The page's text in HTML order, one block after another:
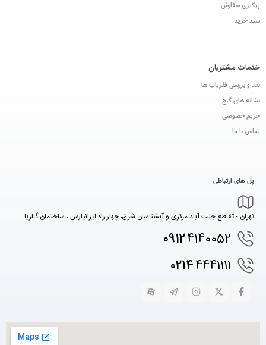
پیگیری سفارش
سبد خرید
خدمات مشتریان
نقد و بررسی فلزیاب ها
نشانه های گنج
حریم خصوصی
تماس با ما
پل های ارتباطی
تهران - تقاطع جنت آباد مرکزی و آبشناسان شرق، چهار راه ایرانپارس ، ساختمان گالریا
09124140052
02144441111